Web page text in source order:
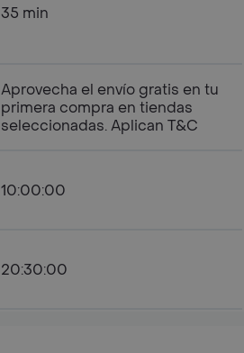
35 min
Aprovecha el envío gratis en tu
primera compra en tiendas
seleccionadas. Aplican T&C
10:00:00
20:30:00